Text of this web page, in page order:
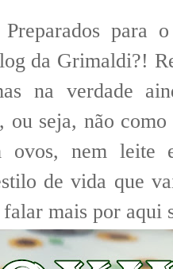
para
da Grimaldi?!
na verdade
ou seja, não
ovos, nem
de vida que
mais por aqui